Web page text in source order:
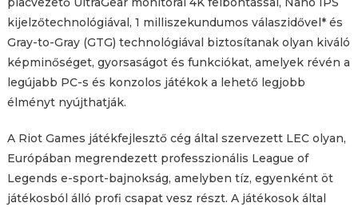
kijelzőtechnológiával, 1 milliszekundumos válaszidővel* és
Gray-to-Gray (GTG) technológiával biztosítanak olyan kiváló
képminőséget, gyorsaságot és funkciókat, amelyek révén a
legújabb PC-s és konzolos játékok a lehető legjobb
élményt nyújthatják.
A Riot Games játékfejlesztő cég által szervezett LEC olyan,
Európában megrendezett professzionális League of
Legends e-sport-bajnokság, amelyben tíz, egyenként öt
játékosból álló profi csapat vesz részt. A játékosok által